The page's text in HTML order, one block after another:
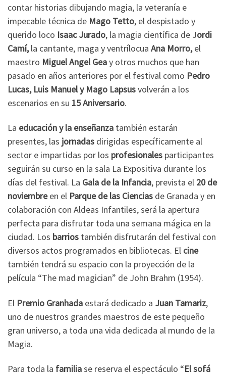
contar historias dibujando magia, la veteranía e
impecable técnica de Mago Tetto, el despistado y
querido loco Isaac Jurado, la magia científica de Jordi
Camí,la cantante, maga y ventrílocua Ana Morro,el
maestro Miguel Angel Geay otros muchos que han
pasado en años anteriores por el festival como Pedro
Lucas, Luis Manuel y Mago Lapsusvolverán a los
escenarios en su 15 Aniversario.
La educación y la enseñanza también estarán
presentes, las jornadas dirigidas específicamente al
sector e impartidas por los profesionales participantes
seguirán su curso en la sala La Expositiva durante los
días del festival. La Gala de la Infancia, prevista el 20 de
noviembreen el Parque de las Ciencias de Granada y en
colaboración con Aldeas Infantiles, será la apertura
perfecta para disfrutar toda una semana mágica en la
ciudad. Los barrios también disfrutarán del festival con
diversos actos programados en bibliotecas. El cine
también tendrá su espacio con la proyección de la
película “The mad magician” de John Brahm (1954).
El Premio Granhada estará dedicado a Juan Tamariz,
uno de nuestros grandes maestros de este pequeño
gran universo, a toda una vida dedicada al mundo de la
Magia.
Para toda la familiase reserva el espectáculo “El sofá